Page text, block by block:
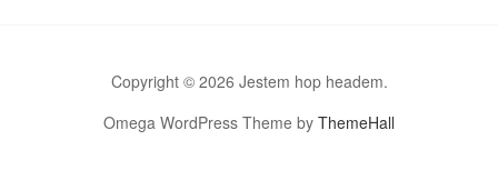
Copyright © 2026 Jestem hop headem.
Omega WordPress Theme by ThemeHall